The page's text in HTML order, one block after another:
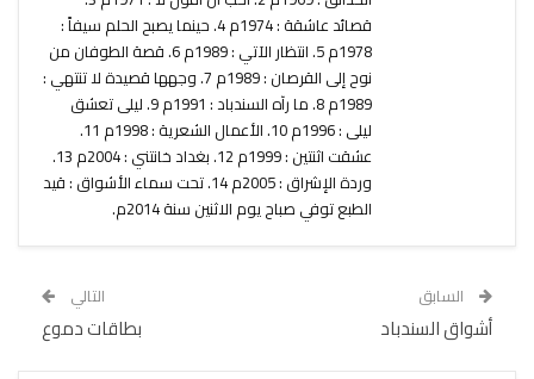
قصائد عاشقة : 1974م 4. حينما يصبح الحلم سيفاً :
1978م 5. انتظار الآتي : 1989م 6. قصة الطوفان من
نوح إلى القرصان : 1989م 7. وجهها قصيدة لا تنتهي :
1989م 8. ما رآه السندباد : 1991م 9. ليلى تعشق
ليلى : 1996م 10. الأعمال الشعرية : 1998م 11.
عشقت اثنتين : 1999م 12. بغداد خانتني : 2004م 13.
وردة الإشراق : 2005م 14. تحت سماء الأشواق : قيد
الطبع توفي صباح يوم الاثنين سنة 2014م.
السابق
أشواق السندباد
التالي
بطاقات دموع